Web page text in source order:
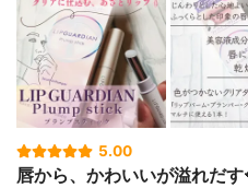
5.00
唇から、かわいいが溢れだ